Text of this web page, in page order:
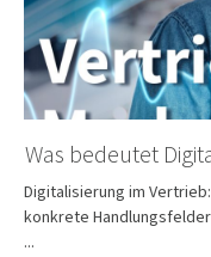
Was bedeutet
Digitalisierung im
konkrete
...